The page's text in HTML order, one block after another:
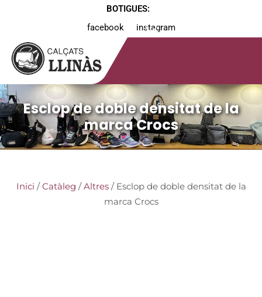
BOTIGUES:
facebook
instagram
Esclop de doble densitat de la
marca Crocs
Inici /Catàleg /Altres/ Esclop de doble densitat de la
marca Crocs